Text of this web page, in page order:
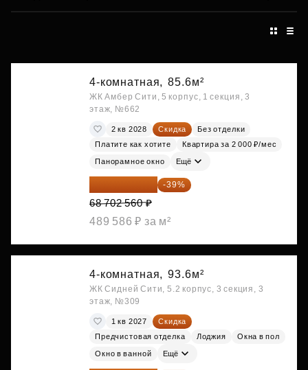
4-комнатная, 85.6м²
ЖК Амбер Сити, 5 корпус, 1 секция, 3
этаж, №662
2 кв 2028 Скидка
Без отделки
Платите как хотите
Квартира за 2 000 ₽/мес
Панорамное окно Ещё
41 908 562 ₽ -39%
68 702 560 ₽
489 586 ₽ за м²
4-комнатная, 93.6м²
ЖК Сидней Сити, 5.2 корпус, 3 секция, 3
этаж, №309
1 кв 2027
Скидка
Предчистовая отделка
Лоджия Окна в пол
Окно в ванной Ещё